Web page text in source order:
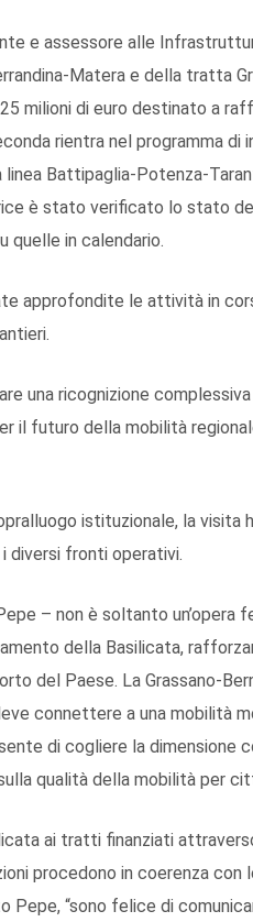
e assessore alle
Matera e della tratta
milioni di euro destinato a
rientra nel programma di
Battipaglia-Potenza-
è stato verificato lo stato
quelle in calendario.
approfondite le attività in
una ricognizione
il futuro della mobilità
istituzionale, la visita
diversi fronti operativi.
– non è soltanto un’opera
della Basilicata,
del Paese. La Grassano-
connettere a una mobilità
di cogliere la dimensione
qualità della mobilità per
ai tratti finanziati
procedono in coerenza
Pepe, “sono felice di